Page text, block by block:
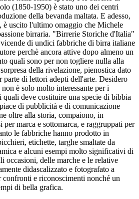
(1850-1950) è stato uno dei centri
della bevanda maltata. E adesso,
uscito l'ultimo omaggio che Michele
birraria. "Birrerie Storiche d'Italia"
di undici fabbriche di birra italiane
perchè ancora attive dopo almeno un
quali sono per non togliere nulla alla
della rivelazione, pienostica dato
parte di lettori adepti dell'arte. Desidero
è solo molto interessante per i
deve costituire una specie di bibbia
di pubblicità e di comunicazione
oltre alla storia, compaiono, in
per marca e sottomarca, e raggruppati per
le fabbriche hanno prodotto in
etichette, targhe smaltate da
e alcuni esempi molto significativi di
occasioni, delle marche e le relative
didascalizzato e fotografato a
e riconoscimenti nonché un
di bella grafica.